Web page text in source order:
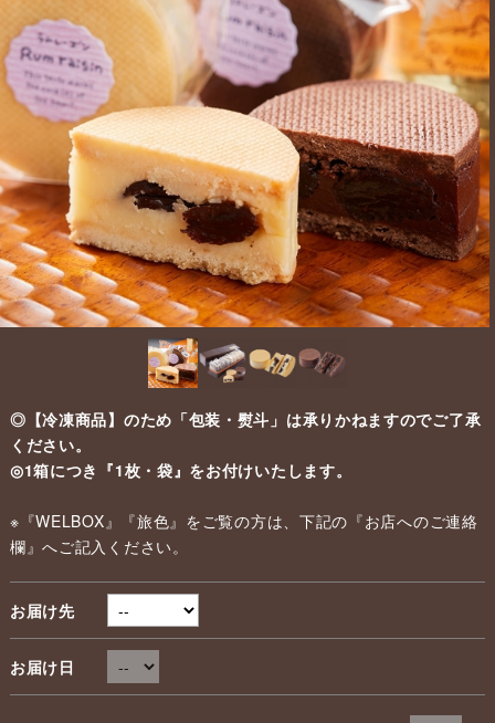
◎【冷凍商品】のため「包装・熨斗」は承りかねますのでご了承
ください。
◎1箱につき『1枚・袋』をお付けいたします。
※『WELBOX』『旅色』をご覧の方は、下記の『お店へのご連絡
欄』へご記入ください。
お届け先
お届け日